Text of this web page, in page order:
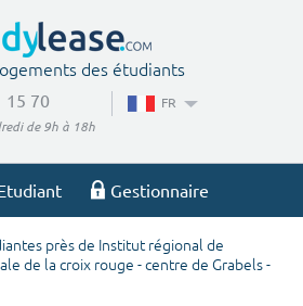
des étudiants
15 70
de 9h à 18h
FR
Gestionnaire
recherche
près de Institut régional de
de la croix rouge - centre de Grabels -